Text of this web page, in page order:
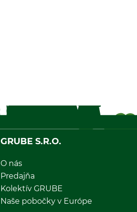
GRUBE S.R.O.
O nás
Predajňa
Kolektív GRUBE
Naše pobočky v Európe